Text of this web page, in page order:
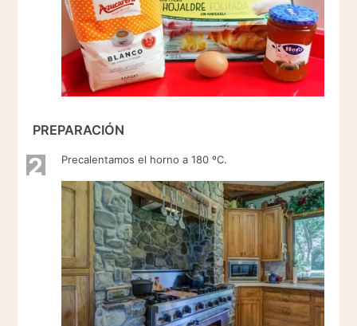
PREPARACIÓN
2 Precalentamos el horno a 180 ºC.